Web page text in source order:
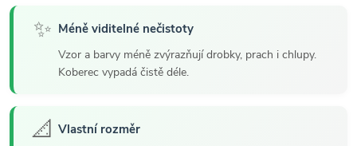
✨ Méně viditelné nečistoty
Vzor a barvy méně zvýrazňují drobky, prach i chlupy.
Koberec vypadá čistě déle.
📐 Vlastní rozměr